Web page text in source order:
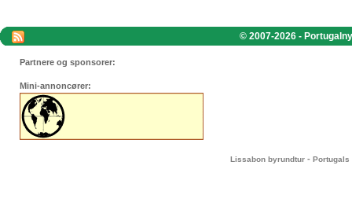
© 2007-2026 -
Partnere og sponsorer:
Mini-annoncører:
Lissabon byrundtur - Portugals